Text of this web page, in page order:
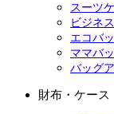
スーツ
ビジネ
エコバ
ママバ
バッグ
財布・ケース